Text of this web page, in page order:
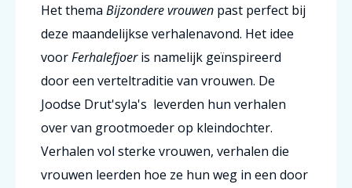
Het thema Bijzondere vrouwen past perfect bij
deze maandelijkse verhalenavond. Het idee
voorFerhalefjoeris namelijk geïnspireerd
door een verteltraditie van vrouwen. De
Joodse Drut'syla's leverden hun verhalen
over van grootmoeder op kleindochter.
Verhalen vol sterke vrouwen, verhalen die
vrouwen leerden hoe ze hun weg in een door